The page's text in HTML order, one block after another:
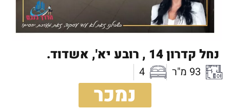
נחל קדרון 14 , רובע יא', אשדוד.
93 מ"ר 4
נמכר